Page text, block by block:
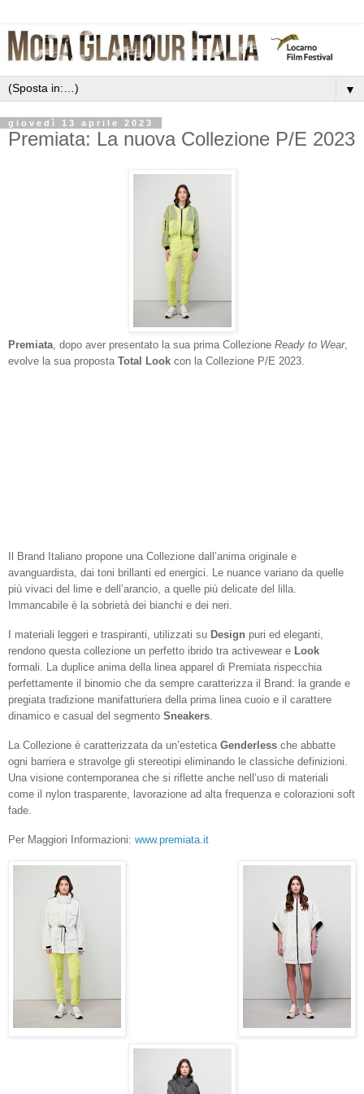
▼
giovedì 13 aprile 2023
Premiata: La nuova Collezione P/E 2023
Premiata, dopo aver presentato la sua prima Collezione Ready to Wear,
evolve la sua proposta Total Look con la Collezione P/E 2023.
Il Brand Italiano propone una Collezione dall’anima originale e
avanguardista, dai toni brillanti ed energici. Le nuance variano da quelle
più vivaci del lime e dell’arancio, a quelle più delicate del lilla.
Immancabile è la sobrietà dei bianchi e dei neri.
I materiali leggeri e traspiranti, utilizzati su Design puri ed eleganti,
rendono questa collezione un perfetto ibrido tra activewear e Look
formali. La duplice anima della linea apparel di Premiata rispecchia
perfettamente il binomio che da sempre caratterizza il Brand: la grande e
pregiata tradizione manifatturiera della prima linea cuoio e il carattere
dinamico e casual del segmento Sneakers.
La Collezione è caratterizzata da un’estetica Genderless che abbatte
ogni barriera e stravolge gli stereotipi eliminando le classiche definizioni.
Una visione contemporanea che si riflette anche nell’uso di materiali
come il nylon trasparente, lavorazione ad alta frequenza e colorazioni soft
fade.
Per Maggiori Informazioni: www.premiata.it